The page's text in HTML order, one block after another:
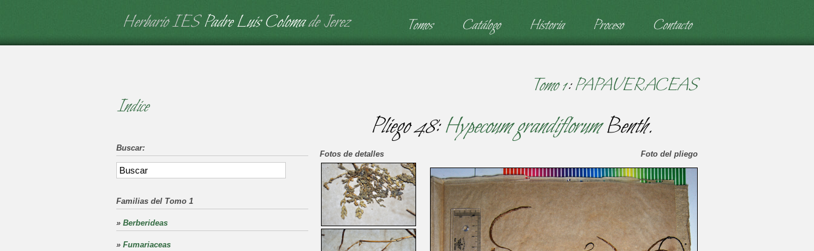
Herbario IES Padre Luis Colomade Jerez Tomos Catálogo Historia Proceso Contacto
Tomo 1:PAPAVERACEAS
Pliego 48:Hypecoum grandiflorumBenth.
Fotos de detalles Foto del pliego
Indice
Buscar:
Familias del Tomo 1
» Berberideas
» Fumariaceas